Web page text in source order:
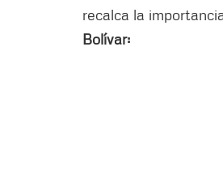
recalca la
Bolívar: